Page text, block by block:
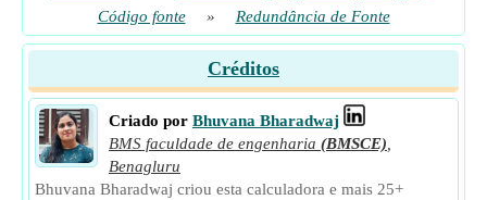
Código fonte
» Redundância de Fonte
Créditos
Criado por Bhuvana Bharadwaj
BMS faculdade de engenharia (BMSCE)
Benagluru
Bhuvana Bharadwaj criou esta calculadora e mais 25+